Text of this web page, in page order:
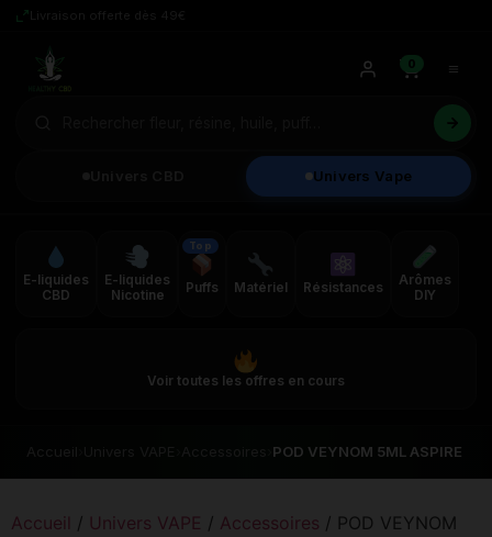
Univers Vape
0
E-liquides
CBD
E-liquides
Nicotine
Top
Puffs Matériel Résistances
Arômes
DIY
Voir toutes les offres en cours
POD VEYNOM 5ML ASPIRE
Accueil / Univers VAPE / Accessoires / POD VEYNOM